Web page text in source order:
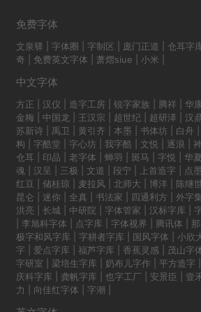
免费字体
文泉驿 字体圈 字制区 庞门正道 仓耳字
奇
免费英文字体 萧熠siue 小米
中文字体
方正 汉仪 造字工房 锐字家族 腾祥 华
金梅
中国龙 王汉宗 超世纪| 超研泽 汉
苏新诗
禹卫 黄引齐 本墨 书体坊 白舟
构
字酷堂 字心坊 我字酷 文悦 逐浪
仓耳
印品 老字体 蝉羽 斑马 字悦 华
魂
汉呈 三极 文道 段宁 上首造字 点墨
红豆
储桂琼 麦拉风| 北师大 博洋 陈继
昆仑
迷你 全真 书法家 四通利方| 外字集
洪亮
长城 中研院 字体管家 汉标字库
李旭科字体 点字库 字体视界 腾讯体
极字和风字库
字耕者字库 国风字体 小欣
字
爱点字库 福芦字库 香蕉灵感 茂山字
字研室
梁培生字库 奶布儿字作| 平方造字
庆科字库
龚帆字库 也字工厂| 安景臣 壹
力
向佳红字体 字潮